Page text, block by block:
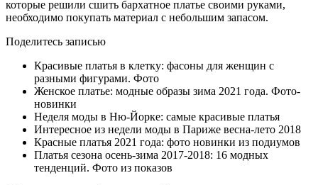
которые решили сшить бархатное платье своими руками,
необходимо покупать материал с небольшим запасом.
Поделитесь записью
Красивые платья в клетку: фасоны для женщин с
разными фигурами. Фото
Женское платье: модные образы зима 2021 года. Фото-
новинки
Неделя моды в Ню-Йорке: самые красивые платья
Интересное из недели моды в Париже весна-лето 2018
Красные платья 2021 года: фото новинки из подиумов
Платья сезона осень-зима 2017-2018: 16 модных
тенденций. Фото из показов